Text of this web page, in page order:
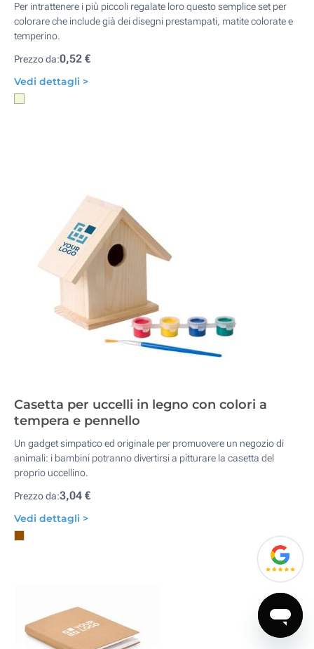
Per intrattenere i più piccoli regalate loro questo semplice set per
colorare che include già dei disegni prestampati, matite colorate e
temperino.
Prezzo da:0,52 €
Vedi dettagli >
Casetta per uccelli in legno con colori a
tempera e pennello
Un gadget simpatico ed originale per promuovere un negozio di
animali: i bambini potranno divertirsi a pitturare la casetta del
proprio uccellino.
Prezzo da:3,04 €
Vedi dettagli >